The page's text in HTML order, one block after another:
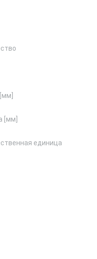
[мм]
единица